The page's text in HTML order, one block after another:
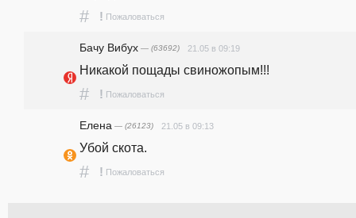
# ! Пожаловаться
Бачу Вибух — (63692) 21.05 в 09:19
Никакой пощады свиножопым!!!
# ! Пожаловаться
Елена — (26123) 21.05 в 09:13
Убой скота.
# ! Пожаловаться